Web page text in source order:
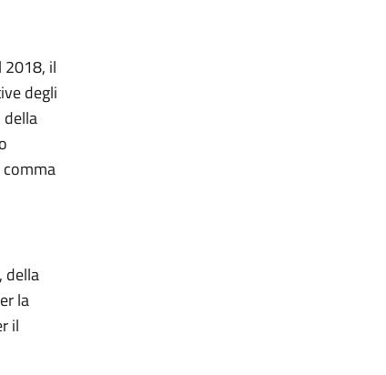
2018, il
degli
della
della
la
il